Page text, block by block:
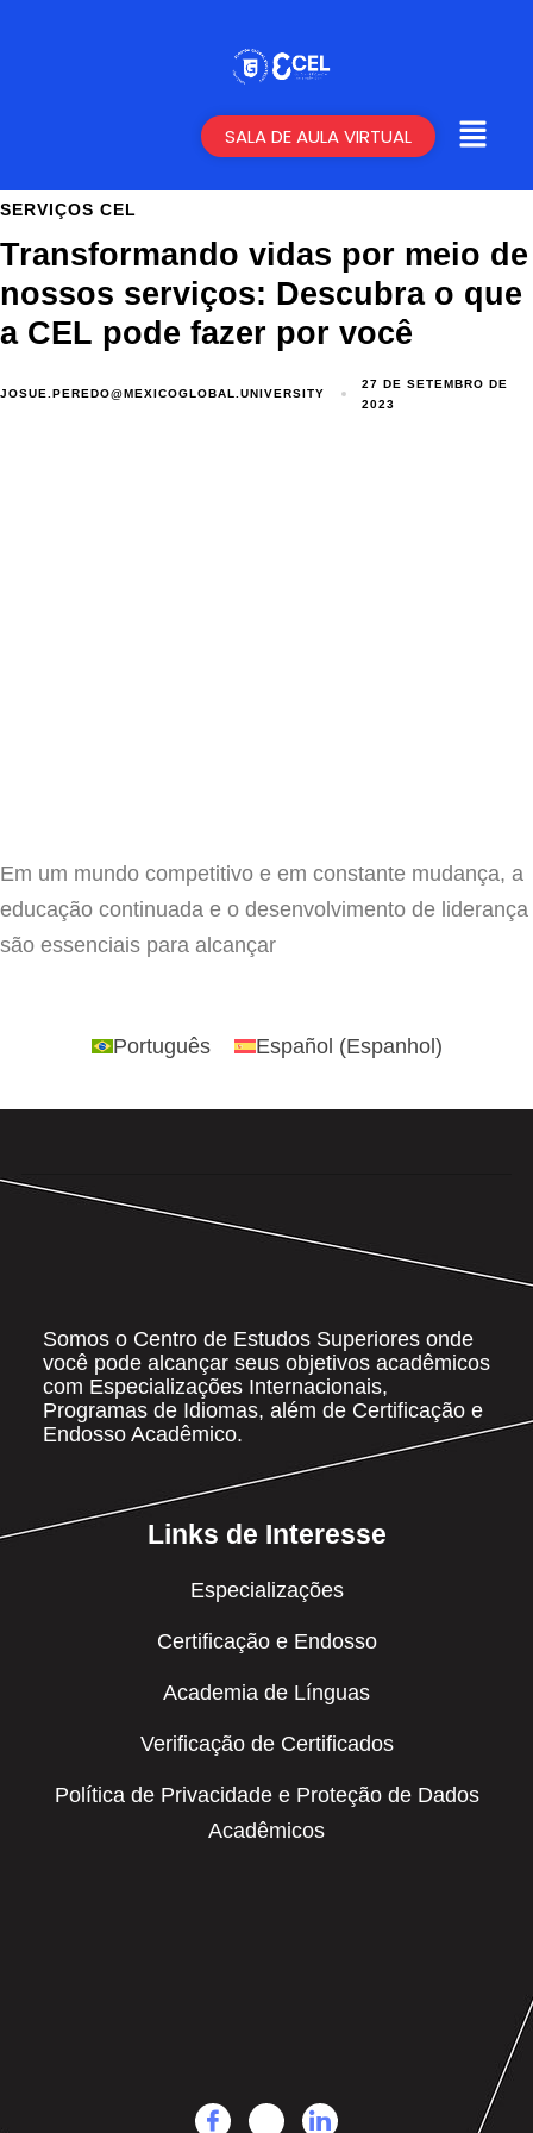
SALA DE AULA VIRTUAL
SERVIÇOS CEL
Transformando vidas por meio de
nossos serviços: Descubra o que
a CEL pode fazer por você
JOSUE.PEREDO@MEXICOGLOBAL.UNIVERSITY
27 DE SETEMBRO DE
2023
Em um mundo competitivo e em constante mudança, a
educação continuada e o desenvolvimento de liderança
são essenciais para alcançar
Português Español (Espanhol )
Somos o Centro de Estudos Superiores onde
você pode alcançar seus objetivos acadêmicos
com Especializações Internacionais,
Programas de Idiomas, além de Certificação e
Endosso Acadêmico.
Links de Interesse
Especializações
Certificação e Endosso
Academia de Línguas
Verificação de Certificados
Política de Privacidade e Proteção de Dados
Acadêmicos